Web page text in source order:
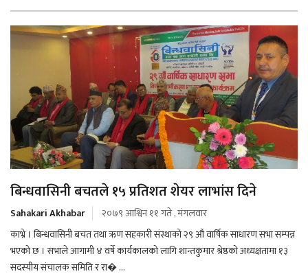
बिन्धवासिनी बचतले १५ प्रतिशत शेयर लाभांस दिने
Sahakari Akhabar
२०७९ आश्विन ११ गते , मंगलवार
काभ्रे । बिन्धवासिनी बचत तथा ऋण सहकारी संस्थाको २९ औं वार्षिक साधारण सभा सम्पन्न
भएको छ । सभाले आगामी ४ वर्षे कार्यकालको लागि शान्तकुमार श्रेष्ठको अध्यक्षतामा १३
सदस्यीय संचालक समिति र रा� ...